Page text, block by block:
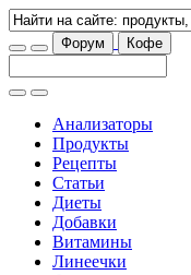
Форум Кофе
Анализаторы
Продукты
Рецепты
Статьи
Диеты
Добавки
Витамины
Линеечки